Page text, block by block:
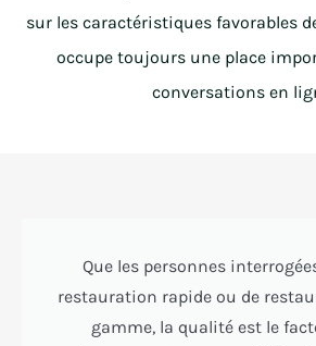
sur les caractéristiques favorables
occupe toujours une place
conversations en
Que les personnes
restauration rapide ou de
gamme, la qualité est le